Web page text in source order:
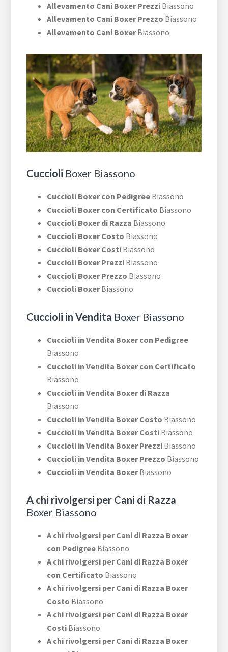
Allevamento Cani Boxer Prezzi Biassono
Allevamento Cani Boxer Prezzo Biassono
Allevamento Cani BoxerBiassono
Cuccioli Boxer Biassono
Cuccioli Boxer con Pedigree Biassono
Cuccioli Boxer con Certificato Biassono
Cuccioli Boxer di Razza Biassono
Cuccioli Boxer Costo Biassono
Cuccioli Boxer Costi Biassono
Cuccioli Boxer Prezzi Biassono
Cuccioli Boxer Prezzo Biassono
Cuccioli BoxerBiassono
Cuccioli in Vendita Boxer Biassono
Cuccioli in Vendita Boxer con Pedigree
Biassono
Cuccioli in Vendita Boxer con Certificato
Biassono
Cuccioli in Vendita Boxer di Razza
Biassono
Cuccioli in Vendita Boxer Costo Biassono
Cuccioli in Vendita Boxer Costi Biassono
Cuccioli in Vendita Boxer Prezzi Biassono
Cuccioli in Vendita Boxer Prezzo Biassono
Cuccioli in Vendita BoxerBiassono
A chi rivolgersi per Cani di Razza
Boxer Biassono
A chi rivolgersi per Cani di Razza Boxer
con Pedigree Biassono
A chi rivolgersi per Cani di Razza Boxer
con Certificato Biassono
A chi rivolgersi per Cani di Razza Boxer
Costo Biassono
A chi rivolgersi per Cani di Razza Boxer
Costi Biassono
A chi rivolgersi per Cani di Razza Boxer